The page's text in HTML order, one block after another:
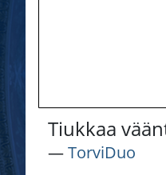
Tiukkaa
―TorviDuo